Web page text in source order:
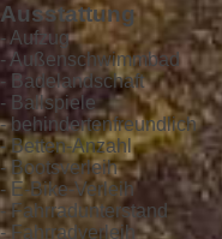
Ausstattung
- Aufzug
- Außenschwimmbad
- Badelandschaft
- Ballspiele
- behindertenfreundlich
- Betten-Anzahl
- Bootsverleih
- E-Bike-Verleih
- Fahrradunterstand
- Fahrradverleih